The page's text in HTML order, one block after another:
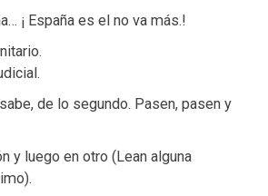
¡ España es el no va más.!
de lo segundo. Pasen, pasen y
y luego en otro (Lean alguna